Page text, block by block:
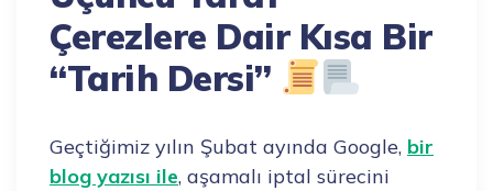
Çerezlere Dair Kısa Bir
“Tarih Dersi”
Geçtiğimiz yılın Şubat ayında Google, bir
blog yazısı ile, aşamalı iptal sürecini